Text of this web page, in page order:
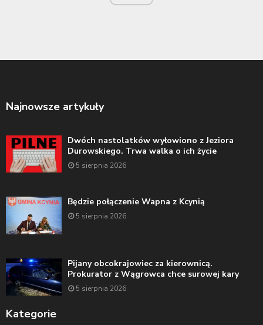
Najnowsze artykuły
Dwóch nastolatków wyłowiono z Jeziora
Durowskiego. Trwa walka o ich życie
5 sierpnia 2026
Będzie połączenie Wapna z Kcynią
5 sierpnia 2026
Pijany obcokrajowiec za kierownicą.
Prokurator z Wągrowca chce surowej kary
5 sierpnia 2026
Kategorie